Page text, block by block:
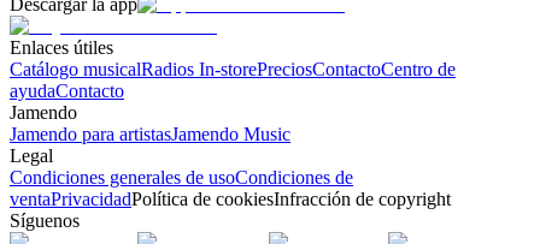
Enlaces útiles
Catálogo musicalRadios In-storePreciosContactoCentro de
ayudaContacto
Jamendo
Jamendo para artistasJamendo Music
Legal
Condiciones generales de usoCondiciones de
ventaPrivacidadPolítica de cookiesInfracción de copyright
Síguenos